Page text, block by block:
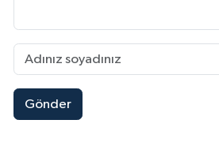
Gönder